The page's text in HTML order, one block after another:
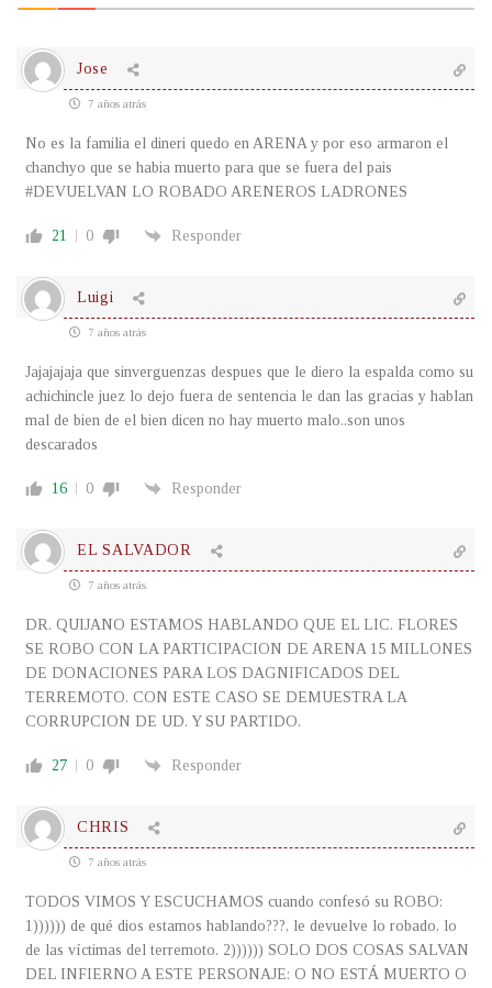
Jose
7 años atrás
No es la familia el dineri quedo en ARENA y por eso armaron el
chanchyo que se habia muerto para que se fuera del pais
#DEVUELVAN LO ROBADO ARENEROS LADRONES
21 0 Responder
Luigi
7 años atrás
Jajajajaja que sinverguenzas despues que le diero la espalda como su
achichincle juez lo dejo fuera de sentencia le dan las gracias y hablan
mal de bien de el bien dicen no hay muerto malo..son unos
descarados
16 0 Responder
EL SALVADOR
7 años atrás
DR. QUIJANO ESTAMOS HABLANDO QUE EL LIC. FLORES
SE ROBO CON LA PARTICIPACION DE ARENA 15 MILLONES
DE DONACIONES PARA LOS DAGNIFICADOS DEL
TERREMOTO. CON ESTE CASO SE DEMUESTRA LA
CORRUPCION DE UD. Y SU PARTIDO.
27 0 Responder
CHRIS
7 años atrás
TODOS VIMOS Y ESCUCHAMOS cuando confesó su ROBO:
1)))))) de qué dios estamos hablando???, le devuelve lo robado, lo
de las víctimas del terremoto. 2)))))) SOLO DOS COSAS SALVAN
DEL INFIERNO A ESTE PERSONAJE: O NO ESTÁ MUERTO O